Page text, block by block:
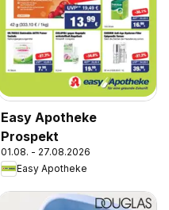
Easy Apotheke
Prospekt
01.08. - 27.08.2026
Easy Apotheke